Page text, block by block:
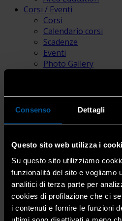
Consenso Dettagli
Questo sito web utilizza i
Su questo sito utilizziamo
funzionalità del sito e vogliamo
analitici di terza parte per
cookies di profilazione che ci
i contenuti e fornire le funzioni
Corsi / Eventi
Corsi
Calendario corsi
Scadenze
Eventi
Photo Gallery
Attualità
Dati statistici
Bacheca Annunci
Vendesi attività
11 Nov 2025Annunci Vendo